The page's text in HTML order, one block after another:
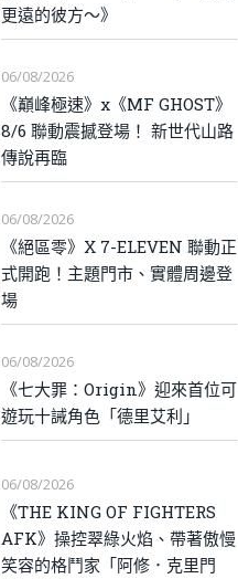
更遠的彼方～》
06/08/2026
《巔峰極速》x《MF GHOST》
8/6 聯動震撼登場！ 新世代山路
傳說再臨
06/08/2026
《絕區零》X 7-ELEVEN 聯動正
式開跑！主題門市、實體周邊登
場
06/08/2026
《七大罪：Origin》迎來首位可
遊玩十誡角色「德里艾利」
06/08/2026
《THE KING OF FIGHTERS
AFK》操控翠綠火焰、帶著傲慢
笑容的格鬥家「阿修．克里門